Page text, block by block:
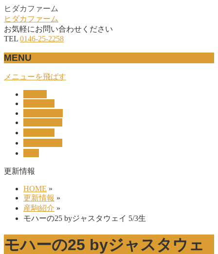
ヒダカファーム
ヒダカファーム
お気軽にお問い合わせください
TEL 0146-25-2258
MENU
メニューを飛ばす
更新情報
HOME »
更新情報 »
産駒紹介 »
モハーの25 byジャスタウェイ 5/3生
モハーの25 byジャスタウェ